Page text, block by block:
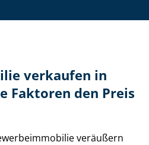
verkaufen in
Faktoren den Preis
veräußern